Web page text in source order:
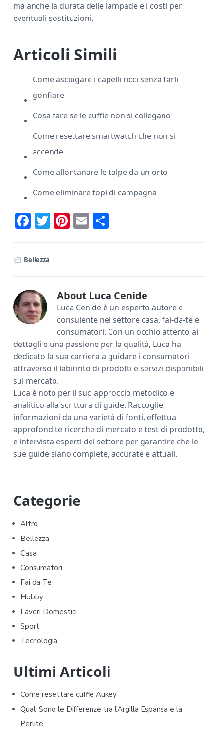
ma anche la durata delle lampade e i costi per
eventuali sostituzioni.
Articoli Simili
Come asciugare i capelli ricci senza farli
gonfiare
Cosa fare se le cuffie non si collegano
Come resettare smartwatch che non si
accende
Come allontanare le talpe da un orto
Come eliminare topi di campagna
F
e
b
ok
T Pi E C
di
Bellezza
About Luca Cenide
Luca Cenide è un esperto autore e
consulente nel settore casa, fai-da-te e
consumatori. Con un occhio attento ai
dettagli e una passione per la qualità, Luca ha
dedicato la sua carriera a guidare i consumatori
attraverso il labirinto di prodotti e servizi disponibili
sul mercato.
Luca è noto per il suo approccio metodico e
analitico alla scrittura di guide. Raccoglie
informazioni da una varietà di fonti, effettua
approfondite ricerche di mercato e test di prodotto,
e intervista esperti del settore per garantire che le
sue guide siano complete, accurate e attuali.
P
r
i
m
a
r
y
S
d
e
b
Categorie
Altro
Bellezza
Casa
Consumatori
Fai da Te
Hobby
Lavori Domestici
Sport
Tecnologia
Ultimi Articoli
Come resettare cuffie Aukey​​
Quali Sono le Differenze tra l’Argilla Espansa e la
Perlite